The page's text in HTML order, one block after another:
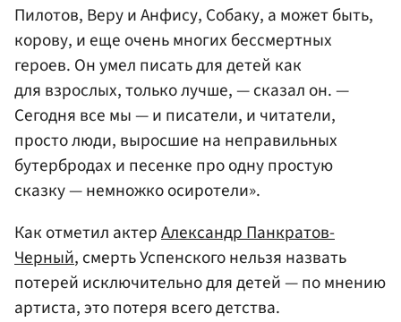
Пилотов, Веру и Анфису, Собаку, а может быть,
корову, и еще очень многих бессмертных
героев. Он умел писать для детей как
для взрослых, только лучше, — сказал он. —
Сегодня все мы — и писатели, и читатели,
просто люди, выросшие на неправильных
бутербродах и песенке про одну простую
сказку — немножко осиротели».
Как отметил актерАлександр Панкратов-
Черный, смерть Успенского нельзя назвать
потерей исключительно для детей — по мнению
артиста, это потеря всего детства.